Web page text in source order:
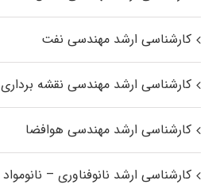
کارشناسی ارشد مهندسی نفت
کارشناسی ارشد مهندسی نقشه برداری
کارشناسی ارشد مهندسی هوافضا
کارشناسی ارشد نانوفناوری – نانومواد